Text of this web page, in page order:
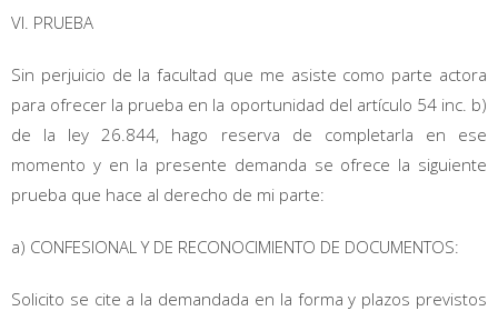
VI. PRUEBA
Sin perjuicio de la facultad que me asiste como parte actora
para ofrecer la prueba en la oportunidad del artículo 54 inc. b)
de la ley 26.844, hago reserva de completarla en ese
momento y en la presente demanda se ofrece la siguiente
prueba que hace al derecho de mi parte:
a) CONFESIONAL Y DE RECONOCIMIENTO DE DOCUMENTOS:
Solicito se cite a la demandada en la forma y plazos previstos